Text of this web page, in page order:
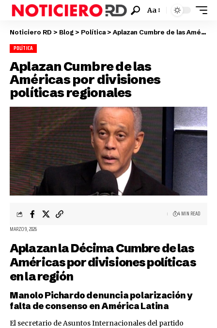
Aa
Noticiero RD > Blog > Política > Aplazan Cumbre de las Américas por divisiones políticas regionales
POLÍTICA
Aplazan Cumbre de las
Américas por divisiones
políticas regionales
MARZO 9, 2026
4 MIN READ
Aplazan la Décima Cumbre de las
Américas por divisiones políticas
en la región
Manolo Pichardo denuncia polarización y
falta de consenso en América Latina
El secretario de Asuntos Internacionales del partido